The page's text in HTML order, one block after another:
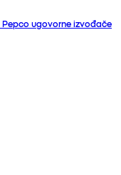
ugovorne izvođače